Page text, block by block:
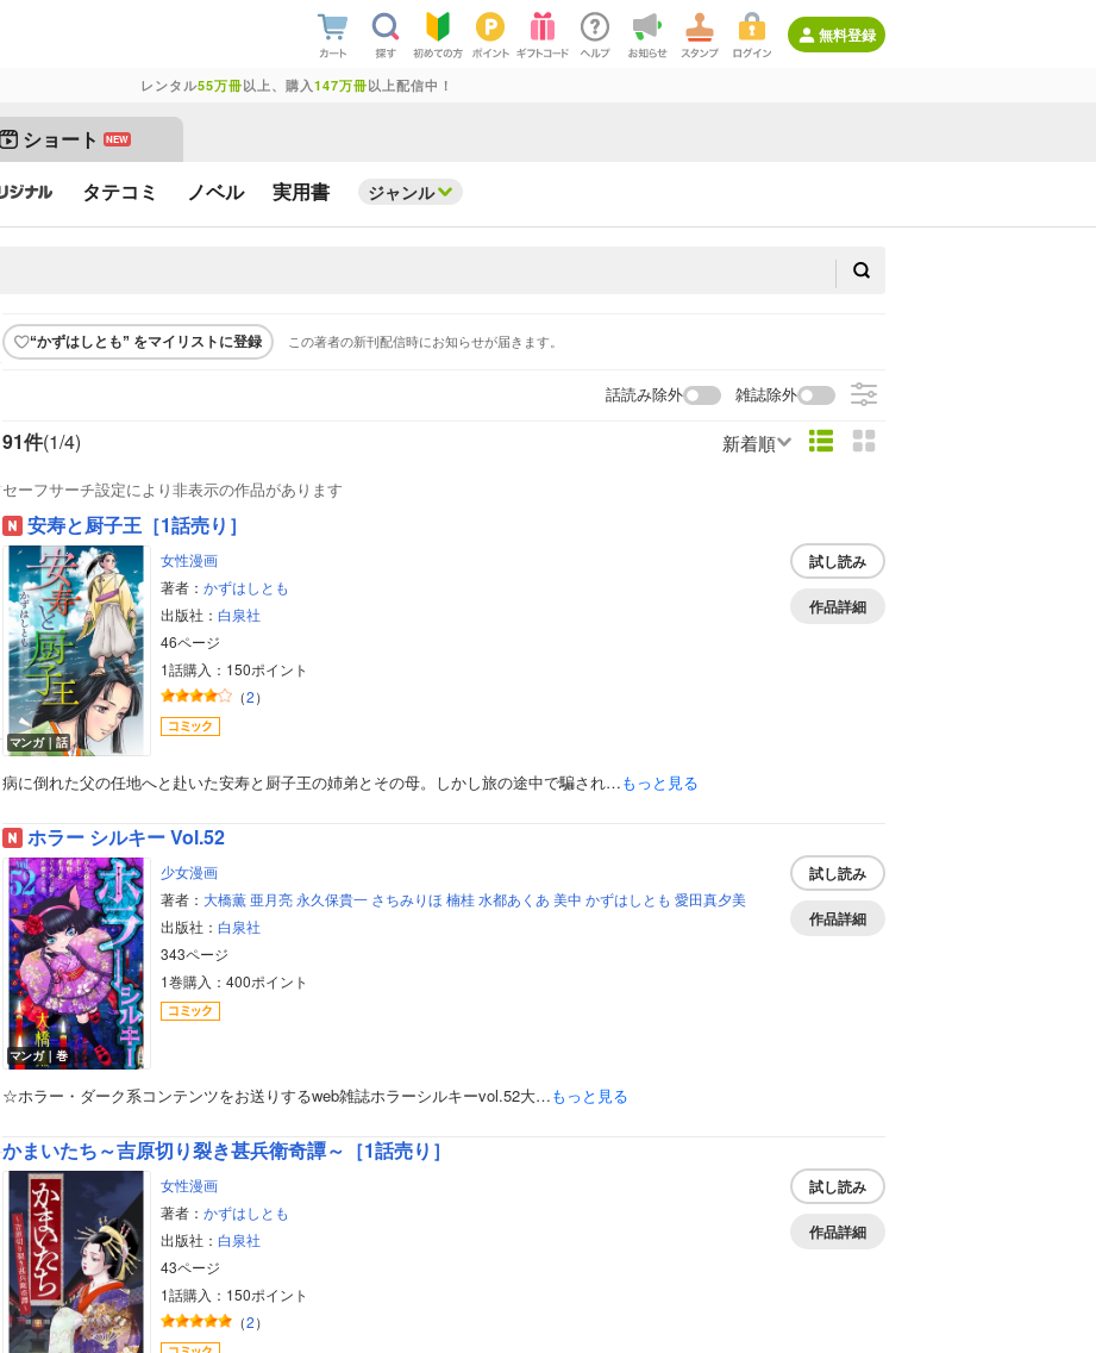
無料登録
レンタル55万冊以上、購入 147万冊以上配信中！
ショート NEW
タテコミ ノベル 実用書 ジャンル
“かずはしとも” をマイリストに登録 この著者の新刊配信時にお知らせが届きます。
話読み除外 雑誌除外
91件(1/4) 新着順
セーフサーチ設定により非表示の作品があります
安寿と厨子王［1話売り］
マンガ｜話
女性漫画
著者： かずはしとも
出版社： 白泉社
46ページ
1話購入：150ポイント
（2）
試し読み
作品詳細
病に倒れた父の任地へと赴いた安寿と厨子王の姉弟とその母。しかし旅の途中で騙され…もっと見る
ホラー シルキー Vol.52
マンガ｜巻
少女漫画
著者： 大橋薫 亜月亮 永久保貴一 さちみりほ 楠桂 水都あくあ 美中 かずはしとも 愛田真夕美
出版社： 白泉社
343ページ
1巻購入：400ポイント
試し読み
作品詳細
☆ホラー・ダーク系コンテンツをお送りするweb雑誌ホラーシルキーvol.52大…もっと見る
かまいたち～吉原切り裂き甚兵衛奇譚～［1話売り］
女性漫画
著者： かずはしとも
出版社： 白泉社
43ページ
1話購入：150ポイント
（2）
試し読み
作品詳細